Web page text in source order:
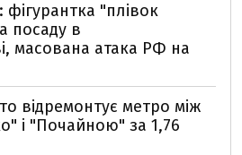
"плівок
посаду в
масована атака РФ на
відремонтує метро між
і "Почайною" за 1,76